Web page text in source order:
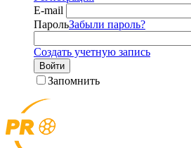
E-mail
ПарольЗабыли пароль?
Создать учетную запись
Войти
Запомнить